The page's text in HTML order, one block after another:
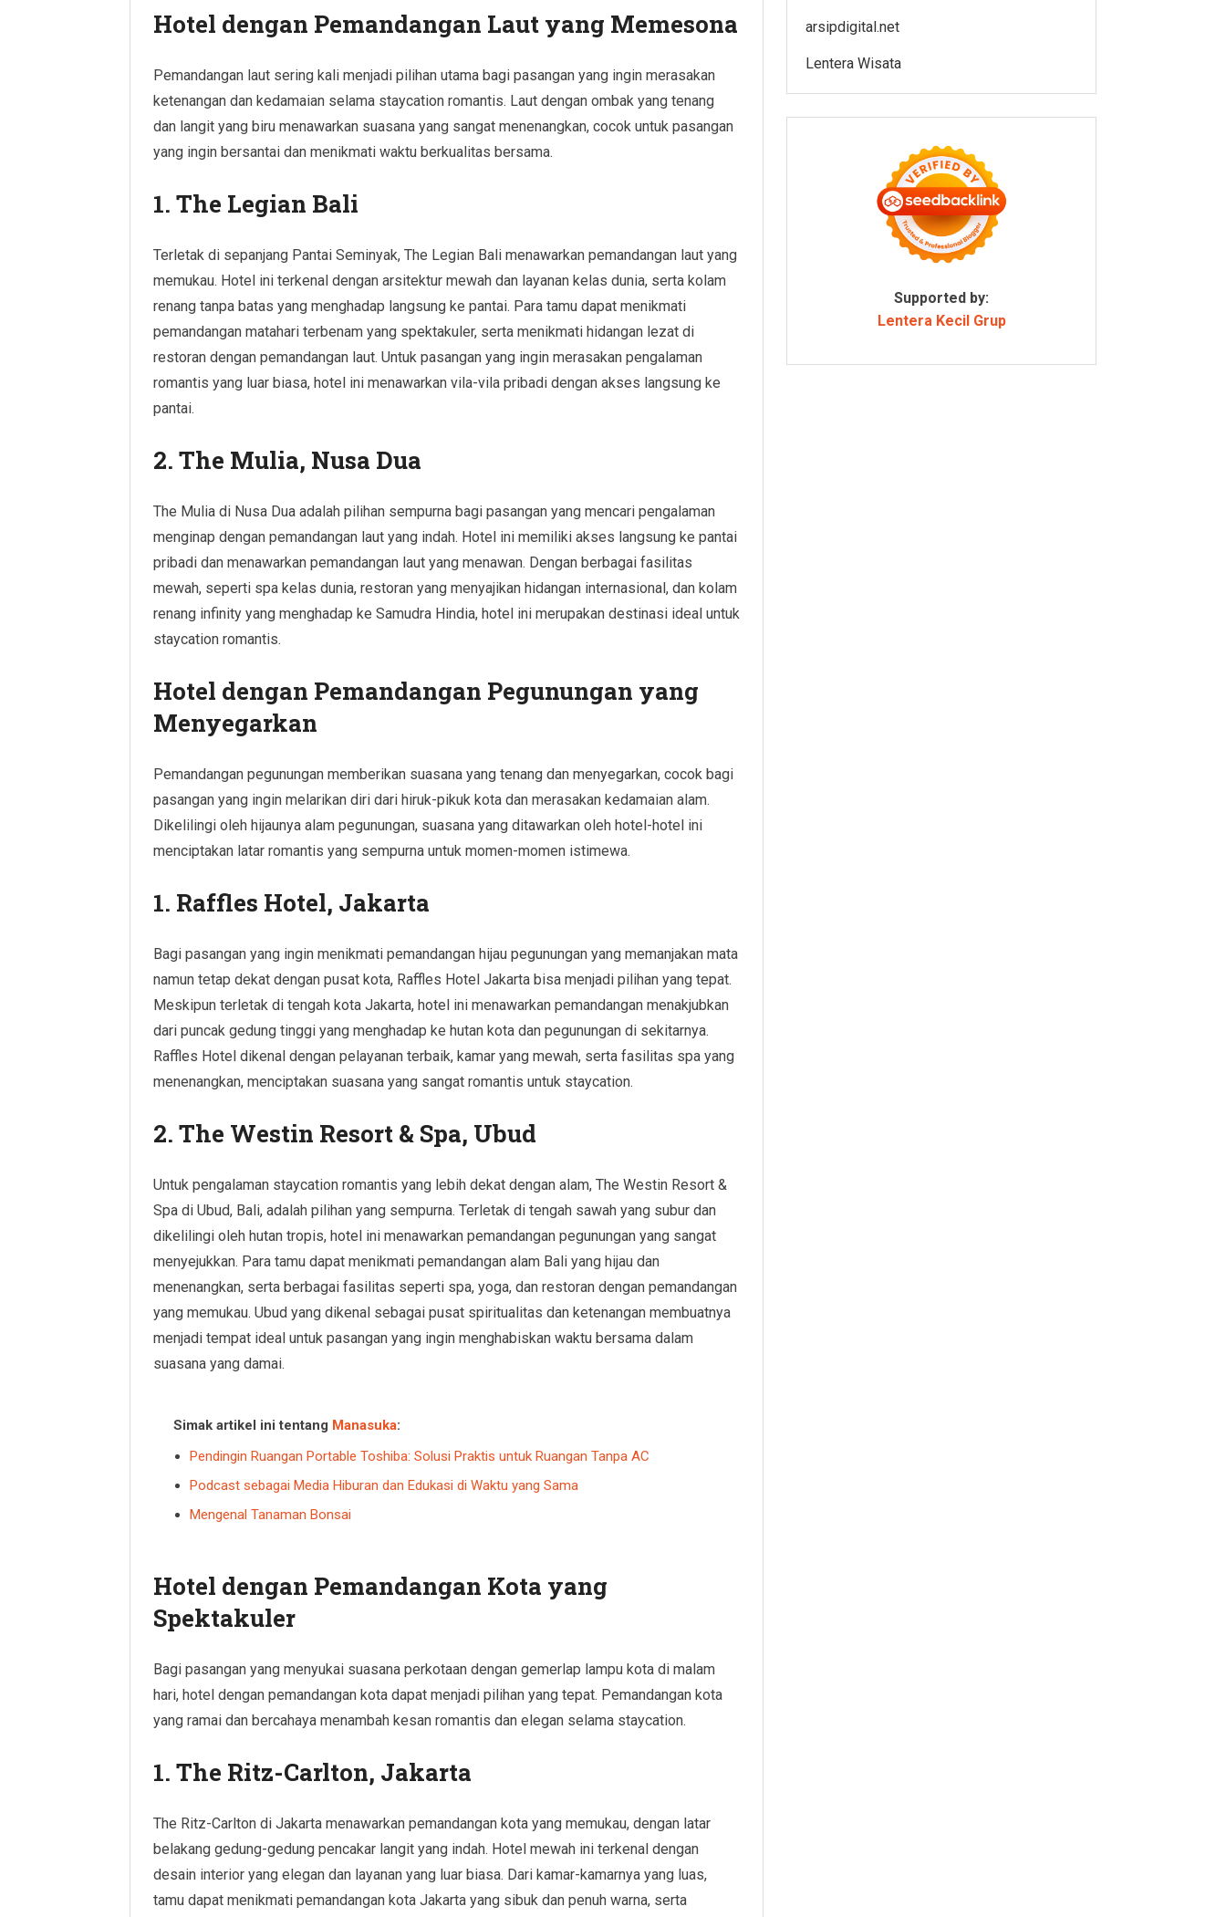
Hotel dengan Pemandangan Laut yang Memesona
Pemandangan laut sering kali menjadi pilihan utama bagi pasangan yang ingin merasakan
ketenangan dan kedamaian selama staycation romantis. Laut dengan ombak yang tenang
dan langit yang biru menawarkan suasana yang sangat menenangkan, cocok untuk pasangan
yang ingin bersantai dan menikmati waktu berkualitas bersama.
1. The Legian Bali
Terletak di sepanjang Pantai Seminyak, The Legian Bali menawarkan pemandangan laut yang
memukau. Hotel ini terkenal dengan arsitektur mewah dan layanan kelas dunia, serta kolam
renang tanpa batas yang menghadap langsung ke pantai. Para tamu dapat menikmati
pemandangan matahari terbenam yang spektakuler, serta menikmati hidangan lezat di
restoran dengan pemandangan laut. Untuk pasangan yang ingin merasakan pengalaman
romantis yang luar biasa, hotel ini menawarkan vila-vila pribadi dengan akses langsung ke
pantai.
2. The Mulia, Nusa Dua
The Mulia di Nusa Dua adalah pilihan sempurna bagi pasangan yang mencari pengalaman
menginap dengan pemandangan laut yang indah. Hotel ini memiliki akses langsung ke pantai
pribadi dan menawarkan pemandangan laut yang menawan. Dengan berbagai fasilitas
mewah, seperti spa kelas dunia, restoran yang menyajikan hidangan internasional, dan kolam
renang infinity yang menghadap ke Samudra Hindia, hotel ini merupakan destinasi ideal untuk
staycation romantis.
Hotel dengan Pemandangan Pegunungan yang
Menyegarkan
Pemandangan pegunungan memberikan suasana yang tenang dan menyegarkan, cocok bagi
pasangan yang ingin melarikan diri dari hiruk-pikuk kota dan merasakan kedamaian alam.
Dikelilingi oleh hijaunya alam pegunungan, suasana yang ditawarkan oleh hotel-hotel ini
menciptakan latar romantis yang sempurna untuk momen-momen istimewa.
1. Raffles Hotel, Jakarta
Bagi pasangan yang ingin menikmati pemandangan hijau pegunungan yang memanjakan mata
namun tetap dekat dengan pusat kota, Raffles Hotel Jakarta bisa menjadi pilihan yang tepat.
Meskipun terletak di tengah kota Jakarta, hotel ini menawarkan pemandangan menakjubkan
dari puncak gedung tinggi yang menghadap ke hutan kota dan pegunungan di sekitarnya.
Raffles Hotel dikenal dengan pelayanan terbaik, kamar yang mewah, serta fasilitas spa yang
menenangkan, menciptakan suasana yang sangat romantis untuk staycation.
2. The Westin Resort & Spa, Ubud
Untuk pengalaman staycation romantis yang lebih dekat dengan alam, The Westin Resort &
Spa di Ubud, Bali, adalah pilihan yang sempurna. Terletak di tengah sawah yang subur dan
dikelilingi oleh hutan tropis, hotel ini menawarkan pemandangan pegunungan yang sangat
menyejukkan. Para tamu dapat menikmati pemandangan alam Bali yang hijau dan
menenangkan, serta berbagai fasilitas seperti spa, yoga, dan restoran dengan pemandangan
yang memukau. Ubud yang dikenal sebagai pusat spiritualitas dan ketenangan membuatnya
menjadi tempat ideal untuk pasangan yang ingin menghabiskan waktu bersama dalam
suasana yang damai.
Simak artikel ini tentang Manasuka:
Pendingin Ruangan Portable Toshiba: Solusi Praktis untuk Ruangan Tanpa AC
Podcast sebagai Media Hiburan dan Edukasi di Waktu yang Sama
Mengenal Tanaman Bonsai
Hotel dengan Pemandangan Kota yang
Spektakuler
Bagi pasangan yang menyukai suasana perkotaan dengan gemerlap lampu kota di malam
hari, hotel dengan pemandangan kota dapat menjadi pilihan yang tepat. Pemandangan kota
yang ramai dan bercahaya menambah kesan romantis dan elegan selama staycation.
1. The Ritz-Carlton, Jakarta
The Ritz-Carlton di Jakarta menawarkan pemandangan kota yang memukau, dengan latar
belakang gedung-gedung pencakar langit yang indah. Hotel mewah ini terkenal dengan
desain interior yang elegan dan layanan yang luar biasa. Dari kamar-kamarnya yang luas,
tamu dapat menikmati pemandangan kota Jakarta yang sibuk dan penuh warna, serta
arsipdigital.net
Lentera Wisata
Supported by:
Lentera Kecil Grup